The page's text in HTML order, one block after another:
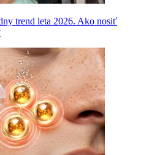
trend leta 2026. Ako nosiť